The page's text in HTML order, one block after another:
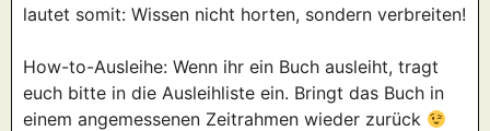
lautet somit: Wissen nicht horten, sondern verbreiten!
How-to-Ausleihe: Wenn ihr ein Buch ausleiht, tragt
euch bitte in die Ausleihliste ein. Bringt das Buch in
einem angemessenen Zeitrahmen wieder zurück